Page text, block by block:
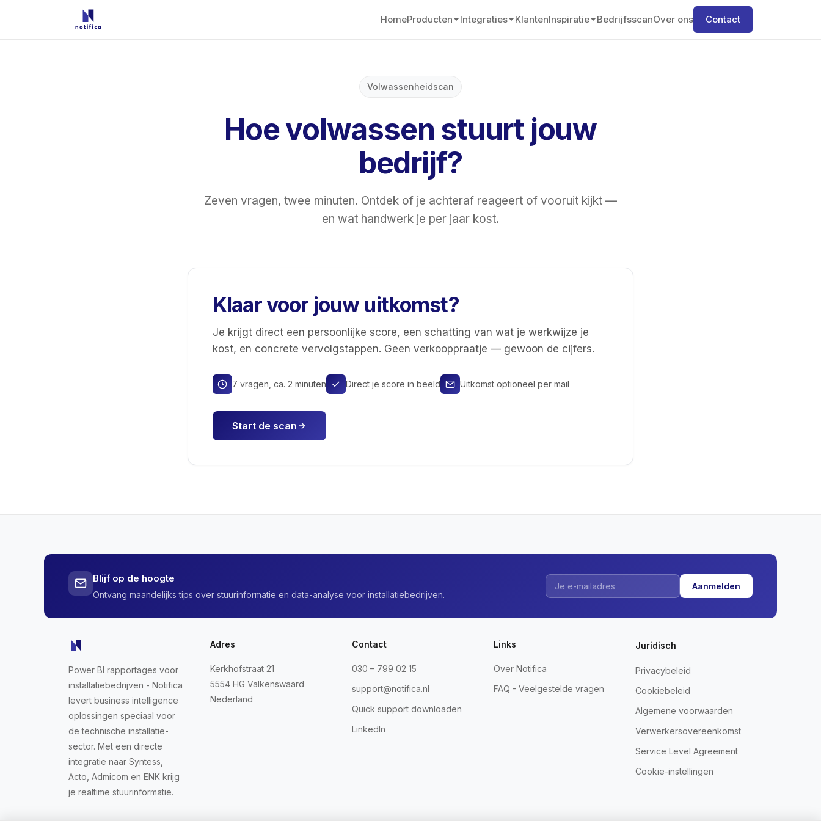
HomeProducten Integraties KlantenInspiratie BedrijfsscanOver ons Contact
Volwassenheidscan
Hoe volwassen stuurt jouw
bedrijf?
Zeven vragen, twee minuten. Ontdek of je achteraf reageert of vooruit kijkt —
en wat handwerk je per jaar kost.
Klaar voor jouw uitkomst?
Je krijgt direct een persoonlijke score, een schatting van wat je werkwijze je
kost, en concrete vervolgstappen. Geen verkooppraatje — gewoon de cijfers.
7 vragen, ca. 2 minuten Direct je score in beeld Uitkomst optioneel per mail
Start de scan
Blijf op de hoogte
Ontvang maandelijks tips over stuurinformatie en data-analyse voor installatiebedrijven.
Aanmelden
Power BI rapportages voor
installatiebedrijven - Notifica
levert business intelligence
oplossingen speciaal voor
de technische installatie-
sector. Met een directe
integratie naar Syntess,
Acto, Admicom en ENK krijg
je realtime stuurinformatie.
Adres
Kerkhofstraat 21
5554 HG Valkenswaard
Nederland
Contact
030 – 799 02 15
support@notifica.nl
Quick support downloaden
LinkedIn
Links
Over Notifica
FAQ - Veelgestelde vragen
Juridisch
Privacybeleid
Cookiebeleid
Algemene voorwaarden
Verwerkersovereenkomst
Service Level Agreement
Cookie-instellingen